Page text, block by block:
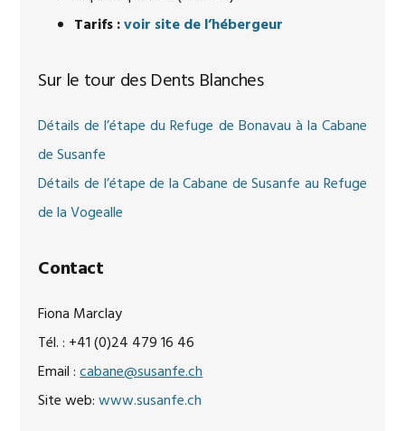
Tarifs :voir site de l’hébergeur
Sur le tour des Dents Blanches
Détails de l’étape du Refuge de Bonavau à la Cabane
de Susanfe
Détails de l’étape de la Cabane de Susanfe au Refuge
de la Vogealle
Contact
Fiona Marclay
Tél. : +41 (0)24 479 16 46
Email :cabane@susanfe.ch
Site web:www.susanfe.ch